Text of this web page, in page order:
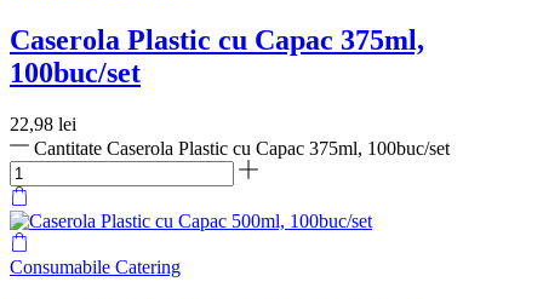
Caserola Plastic cu Capac 375ml,
100buc/set
22,98 lei
Cantitate Caserola Plastic cu Capac 375ml, 100buc/set
Consumabile Catering